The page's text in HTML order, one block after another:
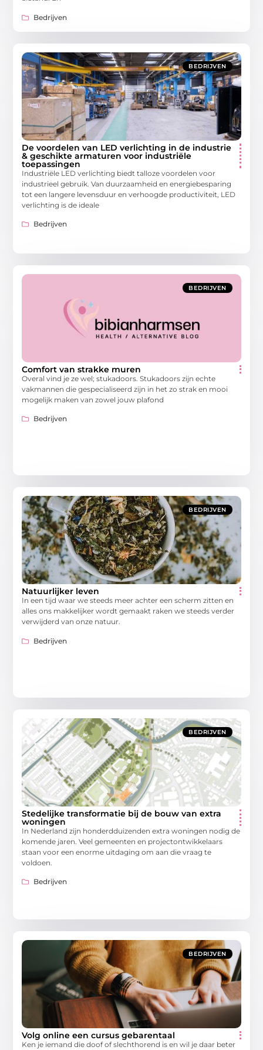
Bedrijven
BEDRIJVEN
De voordelen van LED verlichting in de industrie
& geschikte armaturen voor industriële
toepassingen
Industriële LED verlichting biedt talloze voordelen voor
industrieel gebruik. Van duurzaamheid en energiebesparing
tot een langere levensduur en verhoogde productiviteit, LED
verlichting is de ideale
Bedrijven
BEDRIJVEN
Comfort van strakke muren
Overal vind je ze wel; stukadoors. Stukadoors zijn echte
vakmannen die gespecialiseerd zijn in het zo strak en mooi
mogelijk maken van zowel jouw plafond
Bedrijven
BEDRIJVEN
Natuurlijker leven
In een tijd waar we steeds meer achter een scherm zitten en
alles ons makkelijker wordt gemaakt raken we steeds verder
verwijderd van onze natuur.
Bedrijven
BEDRIJVEN
Stedelijke transformatie bij de bouw van extra
woningen
In Nederland zijn honderdduizenden extra woningen nodig de
komende jaren. Veel gemeenten en projectontwikkelaars
staan voor een enorme uitdaging om aan die vraag te
voldoen.
Bedrijven
BEDRIJVEN
Volg online een cursus gebarentaal
Ken je iemand die doof of slechthorend is en wil je daar beter